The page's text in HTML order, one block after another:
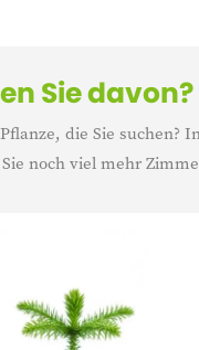
Sie davon?
die Sie suchen?
noch viel mehr